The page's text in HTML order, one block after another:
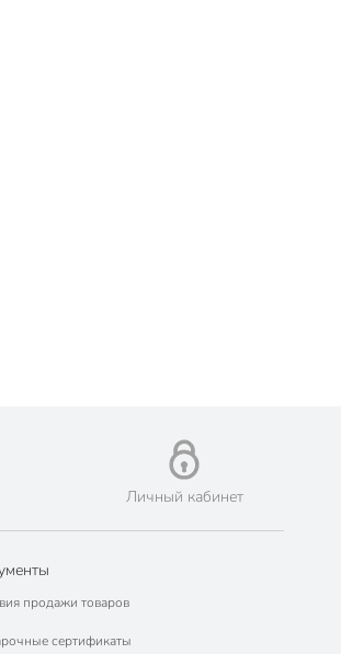
Личный кабинет
продажи товаров
сертификаты